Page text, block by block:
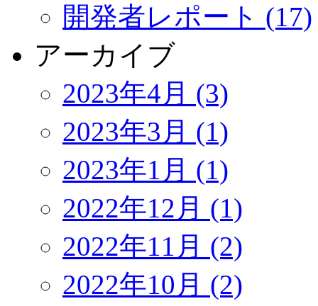
開発者レポート (17)
アーカイブ
2023年4月 (3)
2023年3月 (1)
2023年1月 (1)
2022年12月 (1)
2022年11月 (2)
2022年10月 (2)